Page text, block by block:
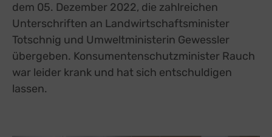
dem 05. Dezember 2022, die zahlreichen
Unterschriften an Landwirtschaftsminister
Totschnig und Umweltministerin Gewessler
übergeben. Konsumentenschutzminister Rauch
war leider krank und hat sich entschuldigen
lassen.